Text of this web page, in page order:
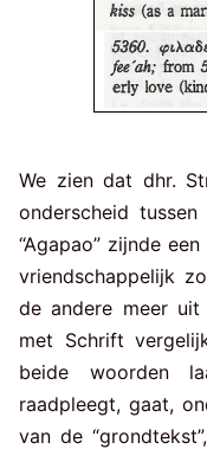
We zien dat dhr.
onderscheid
“Agapao” zijnde
vriendschappelijk
de andere meer
met Schrift
beide woorden
raadpleegt, gaat,
van de